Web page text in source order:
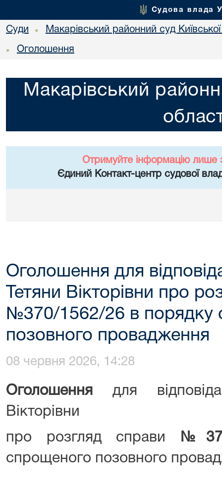
Судова влада
Суди • Макарівський районний суд Київської
• Оголошення
Макарівський
Отримуйте інформацію лише
Єдиний Контакт-центр судової
Оголошення для
Тетяни Вікторівни про
№370/1562/26 в порядку
позовного провадження
08 червня 2026, 14:28
Оголошення для
Вікторівни
про розгляд справи
спрощеного позовного